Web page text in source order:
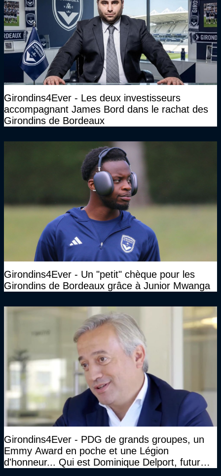
Girondins4Ever - Les deux investisseurs
accompagnant James Bord dans le rachat des
Girondins de Bordeaux
Girondins4Ever - Un "petit" chèque pour les
Girondins de Bordeaux grâce à Junior Mwanga
Girondins4Ever - PDG de grands groupes, un
Emmy Award en poche et une Légion
d'honneur... Qui est Dominique Delport, futur